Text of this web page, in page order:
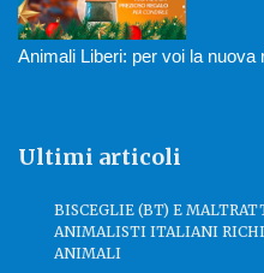
Animali Liberi: per voi la nuova
Ultimi articoli
BISCEGLIE (BT) E
ANIMALISTI ITALIANI
ANIMALI